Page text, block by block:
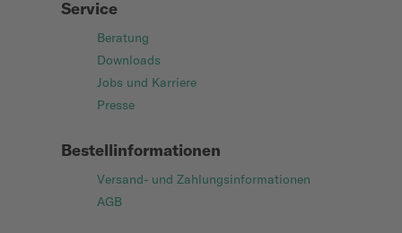
Service
Beratung
Downloads
Jobs und Karriere
Presse
Bestellinformationen
Versand- und Zahlungsinformationen
AGB